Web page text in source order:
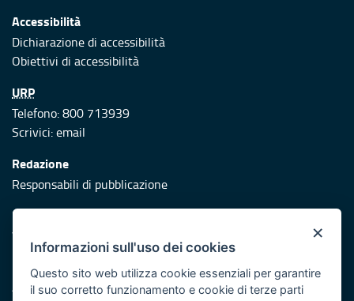
Accessibilità
Dichiarazione di accessibilità
Obiettivi di accessibilità
URP
Telefono: 800 713939
Scrivici:email
Redazione
Responsabili di pubblicazione
Protezione civile
Vai al sito di Protezione Civile Puglia
Iniziativa finanziata con risorse del POR Puglia 2014/2020 -
Asse XI
×
Informazioni sull'uso dei cookies
Questo sito web utilizza cookie essenziali per garantire
il suo corretto funzionamento e cookie di terze parti